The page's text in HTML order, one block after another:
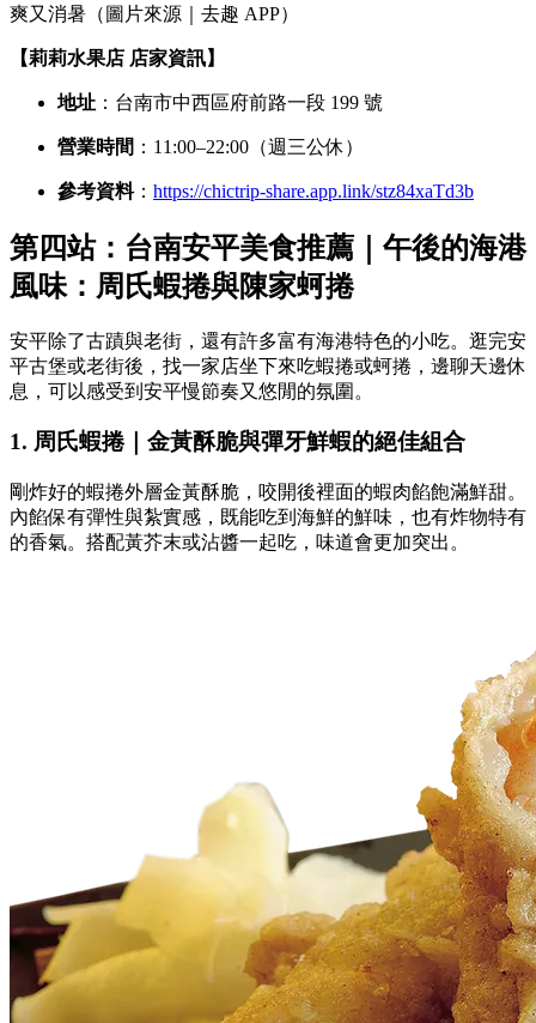
爽又消暑（圖片來源｜去趣 APP）
【莉莉水果店 店家資訊】
地址 ：台南市中西區府前路一段 199 號
營業時間 ：11:00–22:00（週三公休）
參考資料： https://chictrip-share.app.link/stz84xaTd3b
第四站：台南安平美食推薦｜午後的海港
風味：周氏蝦捲與陳家蚵捲
安平除了古蹟與老街，還有許多富有海港特色的小吃。逛完安
平古堡或老街後，找一家店坐下來吃蝦捲或蚵捲，邊聊天邊休
息，可以感受到安平慢節奏又悠閒的氛圍。
1. 周氏蝦捲｜金黃酥脆與彈牙鮮蝦的絕佳組合
剛炸好的蝦捲外層金黃酥脆，咬開後裡面的蝦肉餡飽滿鮮甜。
內餡保有彈性與紮實感，既能吃到海鮮的鮮味，也有炸物特有
的香氣。搭配黃芥末或沾醬一起吃，味道會更加突出。